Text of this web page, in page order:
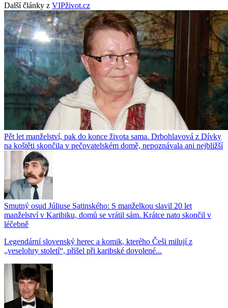
Další články z VIPživot.cz
Pět let manželství, pak do konce života sama. Drbohlavová z Dívky
na koštěti skončila v pečovatelském domě, nepoznávala ani nejbližší
Smutný osud Júliuse Satinského: S manželkou slavil 20 let
manželství v Karibiku, domů se vrátil sám. Krátce nato skončil v
léčebně
Legendární slovenský herec a komik, kterého Češi milují z
„veselohry století“, přišel při karibské dovolené...